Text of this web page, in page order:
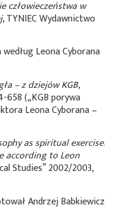
człowieczeństwa w
, TYNIEC Wydawnictwo
Leona Cyborana
– z dziejów KGB,
(„KGB porywa
Leona Cyborana –
as spiritual exercise.
according to Leon
Studies” 2002/2003,
Andrzej Babkiewicz